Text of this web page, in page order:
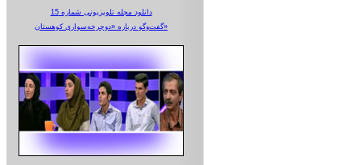
دانلود مجله تلویزیونی شماره 15
گفت‌وگو درباره «دوچرخه‌سواری کوهستان»